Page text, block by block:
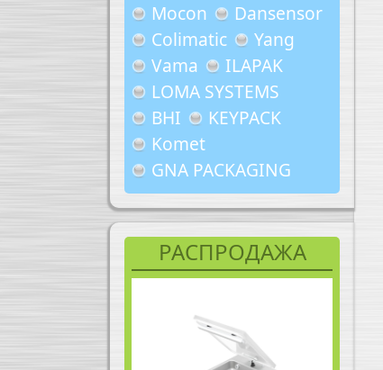
Mocon
Dansensor
Colimatic
Yang
Vama
ILAPAK
LOMA SYSTEMS
BHI
KEYPACK
Komet
GNA PACKAGING
РАСПРОДАЖА